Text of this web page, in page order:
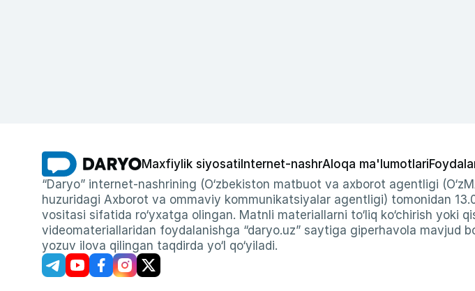
Maxfiylik siyosati Internet-nashrAloqa ma'lumotlari
“Daryo” internet-nashrining (O‘zbekiston matbuot va axborot agentligi
huzuridagi Axborot va ommaviy kommunikatsiyalar agentligi) tomonidan
vositasi sifatida ro‘yxatga olingan. Matnli materiallarni to‘liq ko‘chirish
videomateriallaridan foydalanishga “daryo.uz” saytiga giperhavola mavjud
yozuv ilova qilingan taqdirda yo‘l qo‘yiladi.